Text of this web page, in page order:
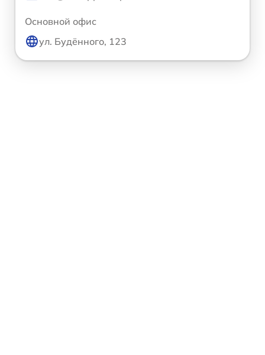
Основной офис
ул. Будённого, 123